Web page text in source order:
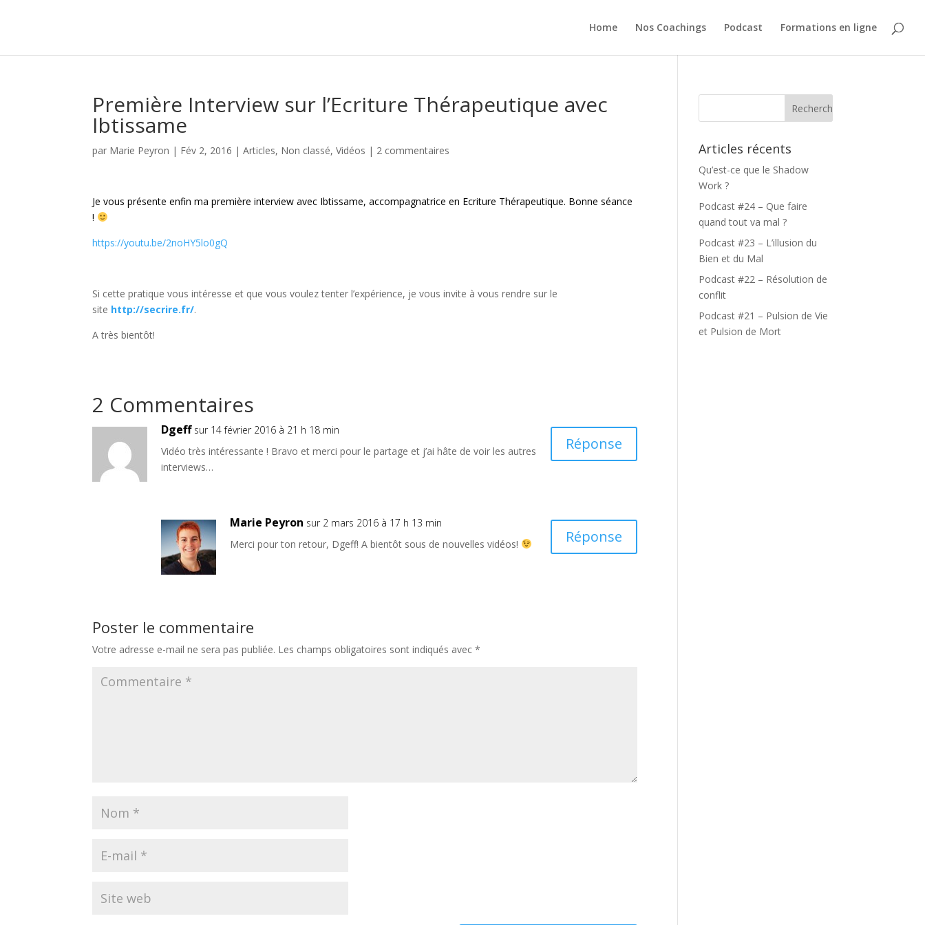
Home Nos Coachings Podcast Formations en ligne
Première Interview sur l’Ecriture Thérapeutique avec
Ibtissame
par Marie Peyron | Fév 2, 2016 |Articles, Non classé,Vidéos | 2 commentaires
Je vous présente enfin ma première interview avec Ibtissame, accompagnatrice en Ecriture Thérapeutique. Bonne séance
!
https://youtu.be/2noHY5lo0gQ
Si cette pratique vous intéresse et que vous voulez tenter l’expérience, je vous invite à vous rendre sur le
site http://secrire.fr/.
A très bientôt!
2 Commentaires
Dgeff sur 14 février 2016 à 21 h 18 min
Vidéo très intéressante ! Bravo et merci pour le partage et j’ai hâte de voir les autres
interviews…
Réponse
Marie Peyron sur 2 mars 2016 à 17 h 13 min
Merci pour ton retour, Dgeff! A bientôt sous de nouvelles vidéos!
Réponse
Poster le commentaire
Votre adresse e-mail ne sera pas publiée. Les champs obligatoires sont indiqués avec*
Articles récents
Qu’est-ce que le Shadow
Work ?
Podcast #24 – Que faire
quand tout va mal ?
Podcast #23 – L’illusion du
Bien et du Mal
Podcast #22 – Résolution de
conflit
Podcast #21 – Pulsion de Vie
et Pulsion de Mort